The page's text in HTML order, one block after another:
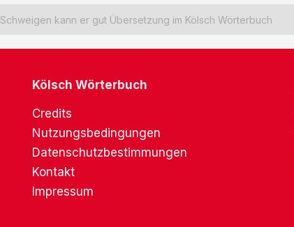
Schweigen kann er gut Übersetzung im Kölsch Wörterbuch
Kölsch Wörterbuch
Credits
Nutzungsbedingungen
Datenschutzbestimmungen
Kontakt
Impressum